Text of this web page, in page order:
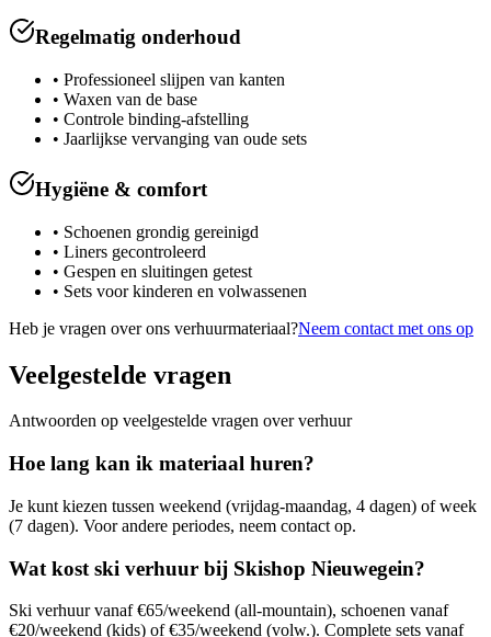
Regelmatig onderhoud
• Professioneel slijpen van kanten
• Waxen van de base
• Controle binding-afstelling
• Jaarlijkse vervanging van oude sets
Hygiëne & comfort
• Schoenen grondig gereinigd
• Liners gecontroleerd
• Gespen en sluitingen getest
• Sets voor kinderen en volwassenen
Heb je vragen over ons verhuurmateriaal?Neem contact met ons op
Veelgestelde vragen
Antwoorden op veelgestelde vragen over verhuur
Hoe lang kan ik materiaal huren?
Je kunt kiezen tussen weekend (vrijdag-maandag, 4 dagen) of week
(7 dagen). Voor andere periodes, neem contact op.
Wat kost ski verhuur bij Skishop Nieuwegein?
Ski verhuur vanaf €65/weekend (all-mountain), schoenen vanaf
€20/weekend (kids) of €35/weekend (volw.). Complete sets vanaf